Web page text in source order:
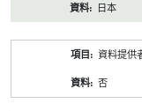
日本
資料提供
否